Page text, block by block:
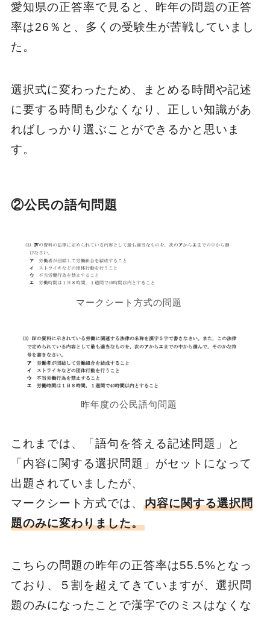
愛知県の正答率で見ると、昨年の問題の正答
率は26％と、多くの受験生が苦戦していまし
た。
選択式に変わったため、まとめる時間や記述
に要する時間も少なくなり、正しい知識があ
ればしっかり選ぶことができるかと思いま
す。
②公民の語句問題
マークシート方式の問題
昨年度の公民語句問題
これまでは、「語句を答える記述問題」と
「内容に関する選択問題」がセットになって
出題されていましたが、
マークシート方式では、 内容に関する選択問
題のみに変わりました。
こちらの問題の昨年の正答率は55.5%となっ
ており、５割を超えてきていますが、選択問
題のみになったことで漢字でのミスはなくな